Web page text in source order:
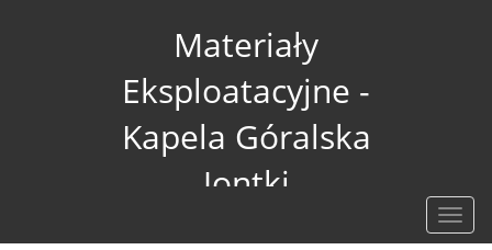
Materiały
Eksploatacyjne -
Kapela Góralska
Jontki